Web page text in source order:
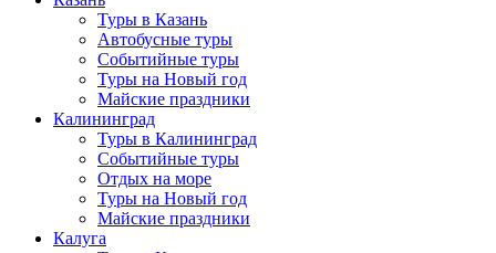
Туры в Казань
Автобусные туры
Событийные туры
Туры на Новый год
Майские праздники
Калининград
Туры в Калининград
Событийные туры
Отдых на море
Туры на Новый год
Майские праздники
Калуга